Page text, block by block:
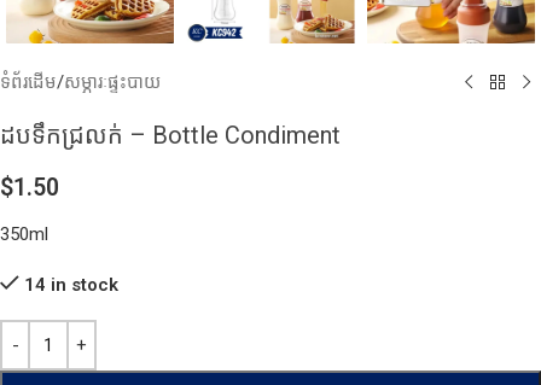
ទំព័រដើម/សម្ភារៈផ្ទះបាយ
ដបទឹកជ្រលក់​ – Bottle Condiment
$1.50
350ml
14 in stock